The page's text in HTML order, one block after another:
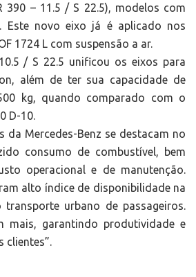
390 – 11.5 / S 22.5), modelos com
Este novo eixo já é aplicado nos
1724 L com suspensão a ar.
/ S 22.5 unificou os eixos para
além de ter sua capacidade de
kg, quando comparado com o
D-10.
da Mercedes-Benz se destacam no
consumo de combustível, bem
operacional e de manutenção.
alto índice de disponibilidade na
transporte urbano de passageiros.
mais, garantindo produtividade e
clientes”.